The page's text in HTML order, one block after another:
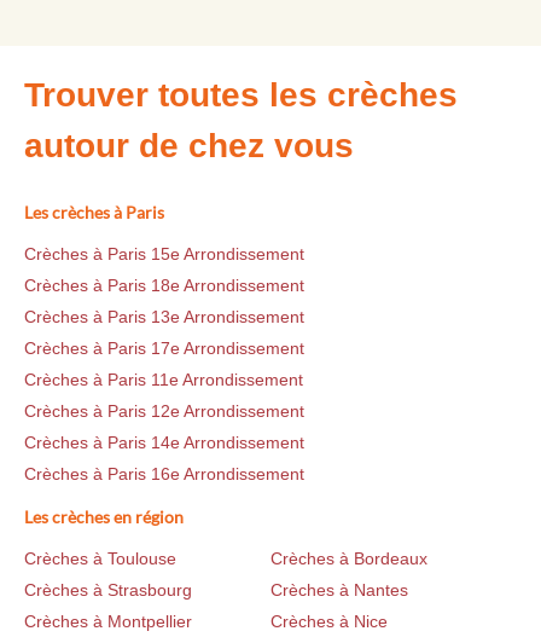
Trouver toutes les crèches
autour de chez vous
Les crèches à Paris
Crèches à Paris 15e Arrondissement
Crèches à Paris 18e Arrondissement
Crèches à Paris 13e Arrondissement
Crèches à Paris 17e Arrondissement
Crèches à Paris 11e Arrondissement
Crèches à Paris 12e Arrondissement
Crèches à Paris 14e Arrondissement
Crèches à Paris 16e Arrondissement
Les crèches en région
Crèches à Toulouse
Crèches à Bordeaux
Crèches à Strasbourg
Crèches à Nantes
Crèches à Montpellier
Crèches à Nice